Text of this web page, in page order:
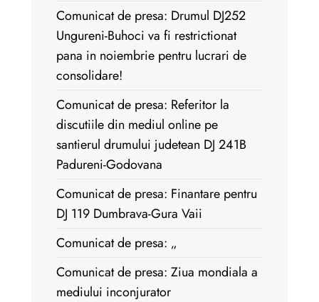
Comunicat de presa: Drumul DJ252
Ungureni-Buhoci va fi restrictionat
pana in noiembrie pentru lucrari de
consolidare!
Comunicat de presa: Referitor la
discutiile din mediul online pe
santierul drumului judetean DJ 241B
Padureni-Godovana
Comunicat de presa: Finantare pentru
DJ 119 Dumbrava-Gura Vaii
Comunicat de presa: „
Comunicat de presa: Ziua mondiala a
mediului inconjurator